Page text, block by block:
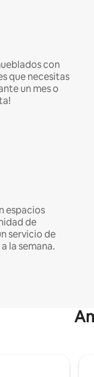
con
que necesitas
un mes o
espacios
de
servicio de
la semana.